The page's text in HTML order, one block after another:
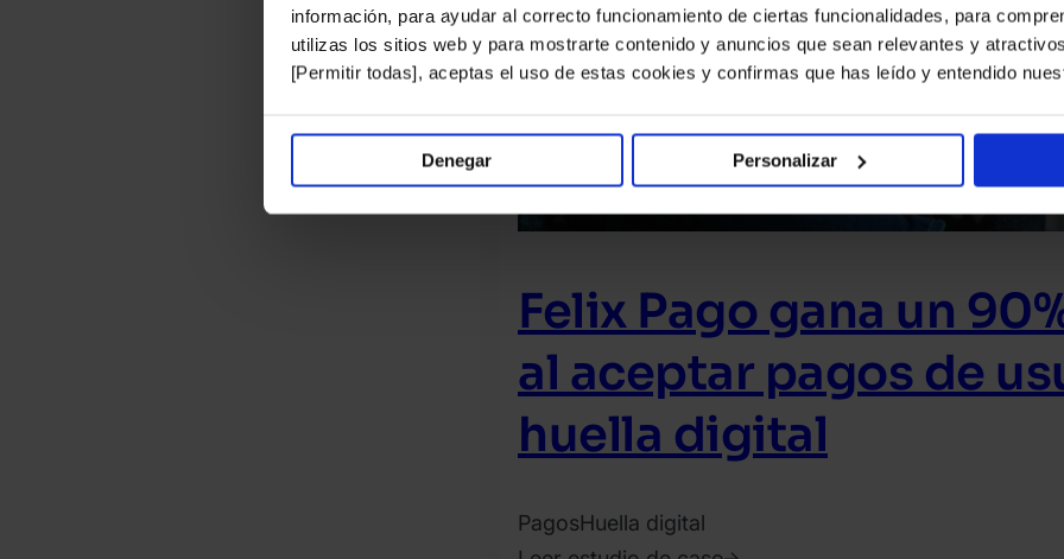
información, para ayudar al correcto funcionamiento de ciertas funcionalidades, para
utilizas los sitios web y para mostrarte contenido y anuncios que sean relevantes y
[Permitir todas], aceptas el uso de estas cookies y confirmas que has leído y entendido
Denegar Personalizar
Felix Pago gana un
al aceptar pagos de
huella digital
PagosHuella digital